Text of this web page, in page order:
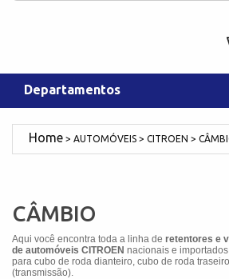
Departamentos
AUTOMÓVEIS CITROEN
CÂMBIO
Aqui você encontra toda a linha de retentores e
de automóveis CITROEN nacionais e
para cubo de roda dianteiro, cubo de roda
(transmissão).